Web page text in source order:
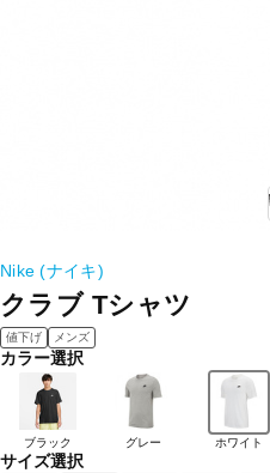
Nike (ナイキ)
クラブ Tシャツ
値下げ メンズ
カラー選択
ブラック グレー ホワイト
サイズ選択